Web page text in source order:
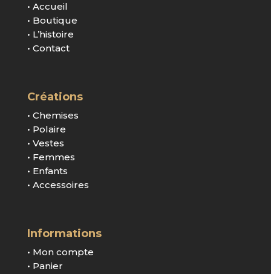
• Accueil
• Boutique
• L’histoire
• Contact
Créations
• Chemises
• Polaire
• Vestes
• Femmes
• Enfants
• Accessoires
Informations
• Mon compte
• Panier